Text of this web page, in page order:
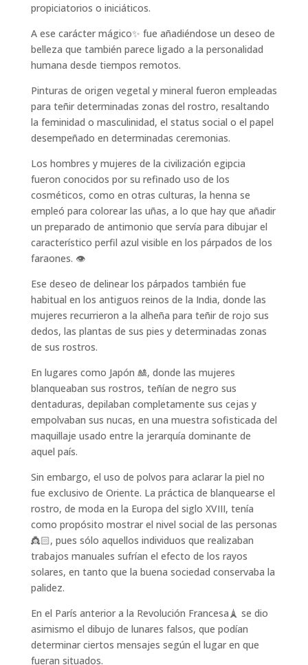
propiciatorios o iniciáticos.
A ese carácter mágico✨ fue añadiéndose un deseo de
belleza que también parece ligado a la personalidad
humana desde tiempos remotos.
Pinturas de origen vegetal y mineral fueron empleadas
para teñir determinadas zonas del rostro, resaltando
la feminidad o masculinidad, el status social o el papel
desempeñado en determinadas ceremonias.
Los hombres y mujeres de la civilización egipcia
fueron conocidos por su refinado uso de los
cosméticos, como en otras culturas, la henna se
empleó para colorear las uñas, a lo que hay que añadir
un preparado de antimonio que servía para dibujar el
característico perfil azul visible en los párpados de los
faraones. 👁️
Ese deseo de delinear los párpados también fue
habitual en los antiguos reinos de la India, donde las
mujeres recurrieron a la alheña para teñir de rojo sus
dedos, las plantas de sus pies y determinadas zonas
de sus rostros.
En lugares como Japón 🎎, donde las mujeres
blanqueaban sus rostros, teñían de negro sus
dentaduras, depilaban completamente sus cejas y
empolvaban sus nucas, en una muestra sofisticada del
maquillaje usado entre la jerarquía dominante de
aquel país.
Sin embargo, el uso de polvos para aclarar la piel no
fue exclusivo de Oriente. La práctica de blanquearse el
rostro, de moda en la Europa del siglo XVIII, tenía
como propósito mostrar el nivel social de las personas
👸🏻, pues sólo aquellos individuos que realizaban
trabajos manuales sufrían el efecto de los rayos
solares, en tanto que la buena sociedad conservaba la
palidez.
En el París anterior a la Revolución Francesa🗼 se dio
asimismo el dibujo de lunares falsos, que podían
determinar ciertos mensajes según el lugar en que
fueran situados.